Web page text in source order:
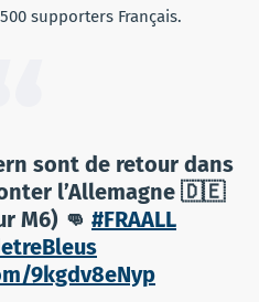
supporters Français.
sont de retour dans
l’Allemagne 🇩🇪
M6) 👊 #FRAALL
9kgdv8eNyp